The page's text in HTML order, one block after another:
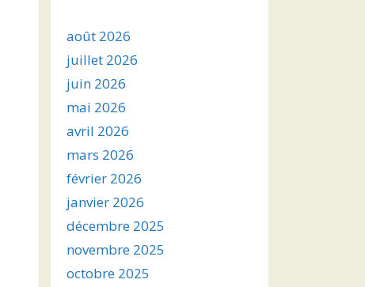
août 2026
juillet 2026
juin 2026
mai 2026
avril 2026
mars 2026
février 2026
janvier 2026
décembre 2025
novembre 2025
octobre 2025